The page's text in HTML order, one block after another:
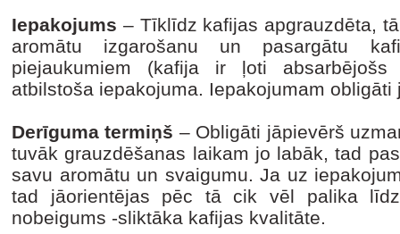
Iepakojums – Tīklīdz kafijas apgrauzdēta,
aromātu izgarošanu un pasargātu
piejaukumiem (kafija ir ļoti
atbilstoša iepakojuma. Iepakojumam obligāti
Derīguma termiņš – Obligāti jāpievērš
tuvāk grauzdēšanas laikam jo labāk, tad
savu aromātu un svaigumu. Ja uz
tad jāorientējas pēc tā cik vēl palika līdz
nobeigums -sliktāka kafijas kvalitāte.